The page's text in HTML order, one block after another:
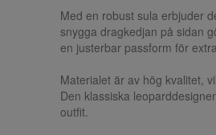
Med en robust sula erbjuder
snygga dragkedjan på sidan
en justerbar passform för
Materialet är av hög kvalitet,
Den klassiska
outfit.